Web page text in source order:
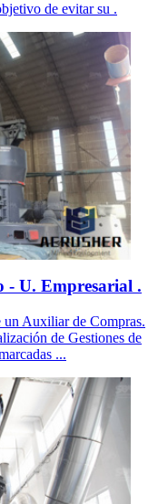
de evitar su .
- U. Empresarial .
un Auxiliar de Compras.
de Gestiones de
...